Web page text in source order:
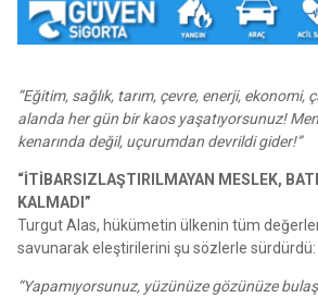
“Eğitim, sağlık, tarım, çevre, enerji, ekonomi,
alanda her gün bir kaos yaşatıyorsunuz!
kenarında değil, uçurumdan devrildi gider!”
“İTİBARSIZLAŞTIRILMAYAN MESLEK,
KALMADI”
Turgut Alas, hükümetin ülkenin tüm
savunarak eleştirilerini şu sözlerle sürdürdü:
“Yapamıyorsunuz, yüzünüze gözünüze